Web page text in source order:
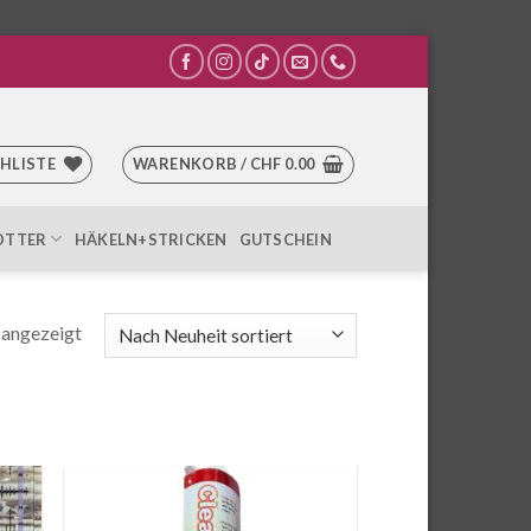
WARENKORB / CHF 0.00
HÄKELN+STRICKEN GUTSCHEIN
Nach
Aktualität